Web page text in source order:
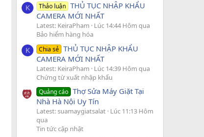
K Thảo luận THỦ TỤC NHẬP KHẨU
CAMERA MỚI NHẤT
Latest: KeiraPham
Lúc 14:44 Hôm qua
Bảo hiểm hàng hóa
K Chia sẻ THỦ TỤC NHẬP KHẨU
CAMERA MỚI NHẤT
Latest: KeiraPham
Lúc 14:39 Hôm qua
Chứng từ xuất nhập khẩu
Quảng cáo Thợ Sửa Máy Giặt Tại
Nhà Hà Nội Uy Tín
Latest: suamaygiatsalat Lúc 11:13 Hôm
qua
Tin tức cập nhật